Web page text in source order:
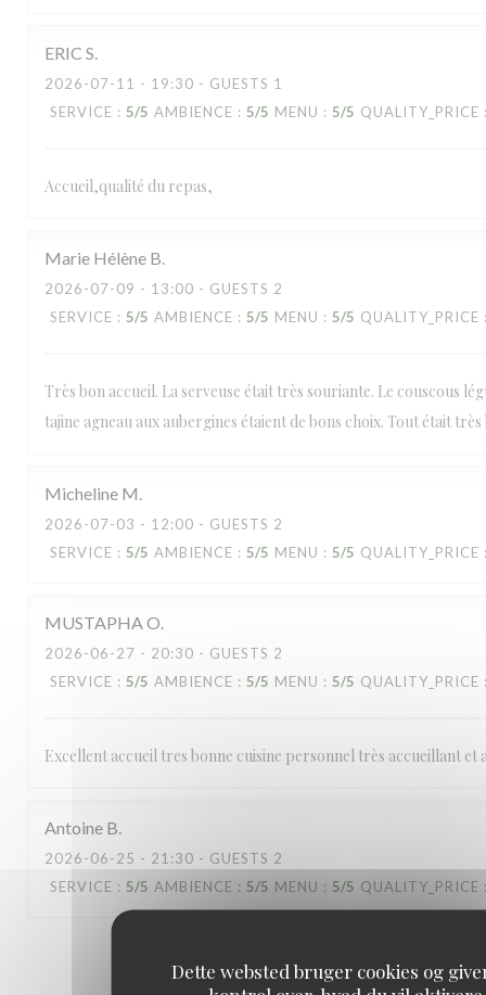
Dette websted bruger cookies og
ERIC S
2026-07-11 - 19:30 - GUESTS 1
SERVICE : 5/5 AMBIENCE : 5/5 MENU : 5/5 QUALITY_PRICE
Accueil,qualité du repas,
Marie Hélène B
2026-07-09 - 13:00 - GUESTS 2
SERVICE : 5/5 AMBIENCE : 5/5 MENU : 5/5 QUALITY_PRICE
Très bon accueil. La serveuse était très souriante. Le couscous
tajine agneau aux aubergines étaient de bons choix. Tout était très
Micheline M
2026-07-03 - 12:00 - GUESTS 2
SERVICE : 5/5 AMBIENCE : 5/5 MENU : 5/5 QUALITY_PRICE
MUSTAPHA O
2026-06-27 - 20:30 - GUESTS 2
SERVICE : 5/5 AMBIENCE : 5/5 MENU : 5/5 QUALITY_PRICE
Excellent accueil tres bonne cuisine personnel très accueillant et
Antoine B
2026-06-25 - 21:30 - GUESTS 2
SERVICE : 5/5 AMBIENCE : 5/5 MENU : 5/5 QUALITY_PRICE